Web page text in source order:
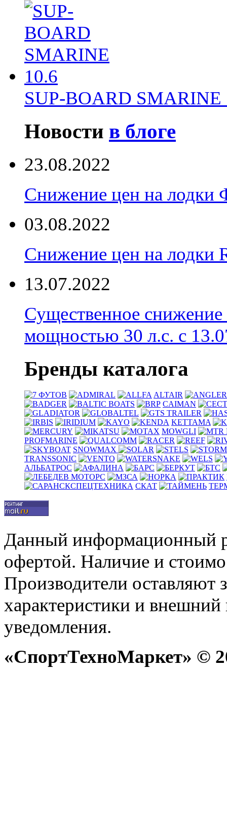
SUP-BOARD
Новости в блоге
23.08.2022
Снижение цен на
03.08.2022
Снижение цен на лодки
13.07.2022
Существенное
мощностью 30 л.с. с
Бренды каталога
ALTAIR
CAIMAN
KETTAMA
MOWGLI
PROFMARINE
SNOWMAX
TRANSSONIC
АЛЬБАТРОС
СКАТ
Данный информационный
офертой. Наличие и
Производители оставляют
характеристики и внешний
уведомления.
«СпортТехноМаркет» ©